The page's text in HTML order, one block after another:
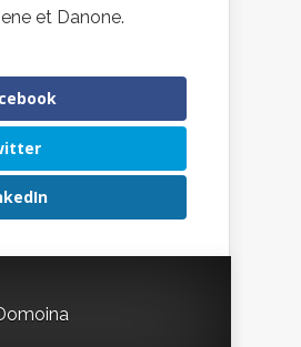
et Danone.